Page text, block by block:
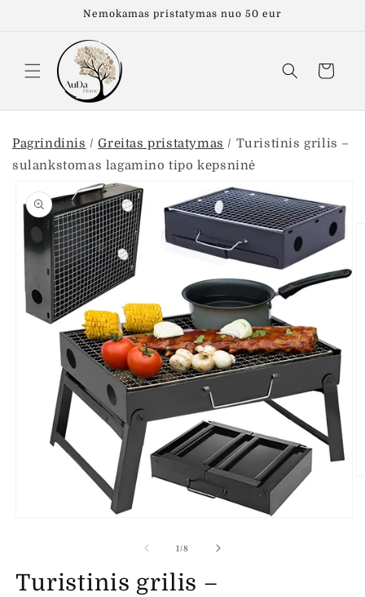
Nemokamas pristatymas nuo 50 eur
Krepšelis
Pagrindinis /Greitas pristatymas / Turistinis grilis –
sulankstomas lagamino tipo kepsninė
informacijos
apie gaminį
lange
1/iš
8
Turistinis grilis –